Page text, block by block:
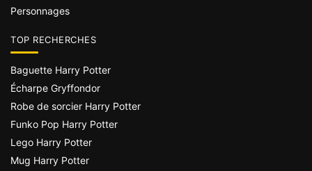
Personnages
TOP RECHERCHES
Baguette Harry Potter
Écharpe Gryffondor
Robe de sorcier Harry Potter
Funko Pop Harry Potter
Lego Harry Potter
Mug Harry Potter